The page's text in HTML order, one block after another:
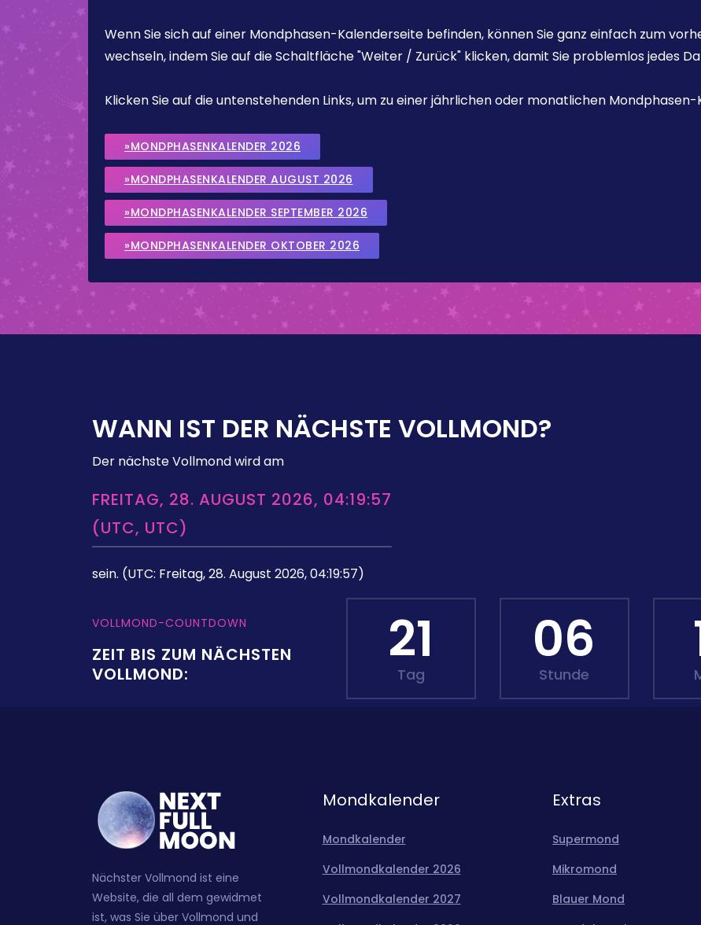
Wenn Sie sich auf einer Mondphasen-Kalenderseite befinden, können Sie ganz einfach zum
wechseln, indem Sie auf die Schaltfläche "Weiter / Zurück" klicken, damit Sie problemlos jedes
Klicken Sie auf die untenstehenden Links, um zu einer jährlichen oder monatlichen
»MONDPHASENKALENDER 2026
»MONDPHASENKALENDER AUGUST 2026
»MONDPHASENKALENDER SEPTEMBER 2026
»MONDPHASENKALENDER OKTOBER 2026
WANN IST DER NÄCHSTE VOLLMOND?
Der nächste Vollmond wird am
FREITAG, 28. AUGUST 2026, 04:19:57
(UTC, UTC)
sein. (UTC: Freitag, 28. August 2026, 04:19:57)
VOLLMOND-COUNTDOWN
ZEIT BIS ZUM NÄCHSTEN
VOLLMOND:
21
Tag
06
Stunde
Nächster Vollmond ist eine
Website, die all dem gewidmet
ist, was Sie über Vollmond und
Mondkalender
Mondkalender
Vollmondkalender 2026
Vollmondkalender 2027
Extras
Supermond
Mikromond
Blauer Mond